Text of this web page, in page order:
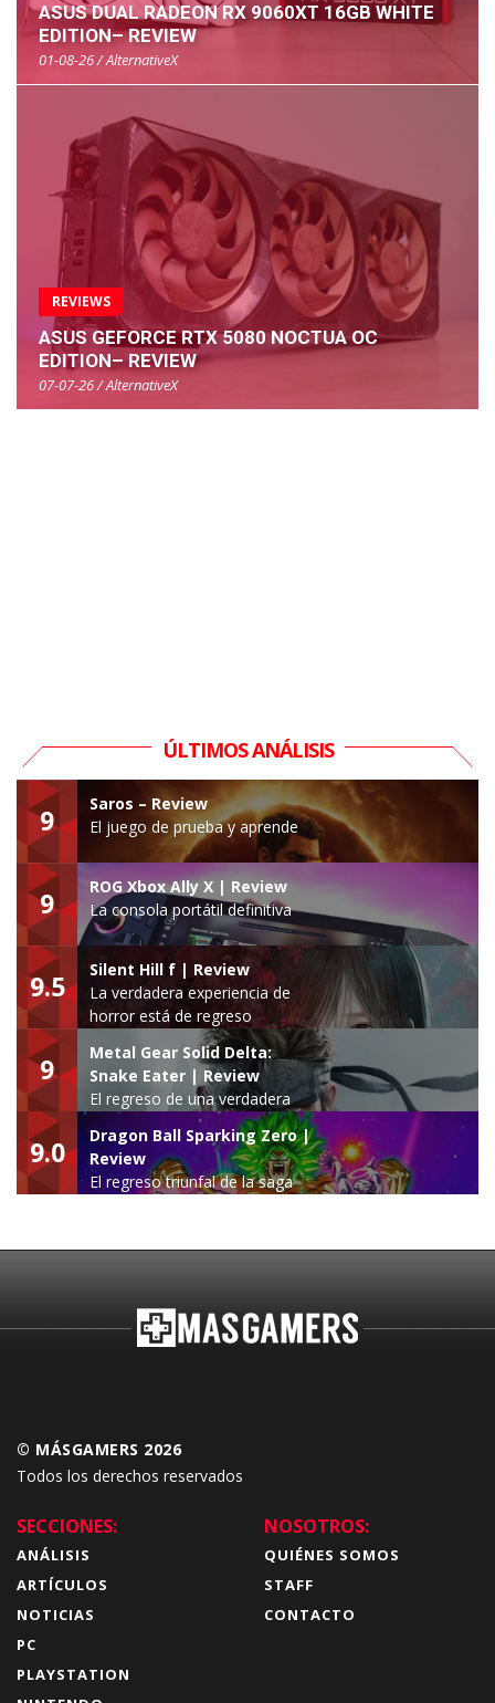
ASUS DUAL RADEON RX 9060XT 16GB WHITE
EDITION– REVIEW
01-08-26 / AlternativeX
REVIEWS
ASUS GEFORCE RTX 5080 NOCTUA OC
EDITION– REVIEW
07-07-26 / AlternativeX
ÚLTIMOS ANÁLISIS
9
Saros – Review
El juego de prueba y aprende
9
ROG Xbox Ally X | Review
La consola portátil definitiva
9.5
Silent Hill f | Review
La verdadera experiencia de
horror está de regreso
9
Metal Gear Solid Delta:
Snake Eater | Review
El regreso de una verdadera
leyenda
9.0
Dragon Ball Sparking Zero |
Review
El regreso triunfal de la saga
© MÁSGAMERS 2026
Todos los derechos reservados
SECCIONES:
ANÁLISIS
ARTÍCULOS
NOTICIAS
PC
PLAYSTATION
NOSOTROS:
QUIÉNES SOMOS
STAFF
CONTACTO